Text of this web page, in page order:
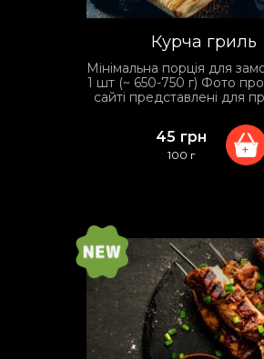
Курча гриль
Мінімальна порція для
1 шт (~ 650-750 г) Фото продукції на
сайті представлені для
сервірування може
залежно від умов
45 грн
100 г +